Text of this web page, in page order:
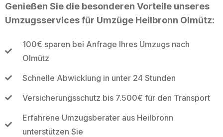
Genießen Sie die besonderen Vorteile unseres
Umzugsservices für Umzüge Heilbronn Olmütz:
100€ sparen bei Anfrage Ihres Umzugs nach
Olmütz
Schnelle Abwicklung in unter 24 Stunden
Versicherungsschutz bis 7.500€ für den Transport
Erfahrene Umzugsberater aus Heilbronn
unterstützen Sie